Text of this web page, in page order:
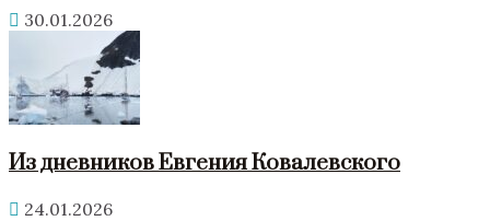
30.01.2026
Из дневников Евгения Ковалевского
24.01.2026